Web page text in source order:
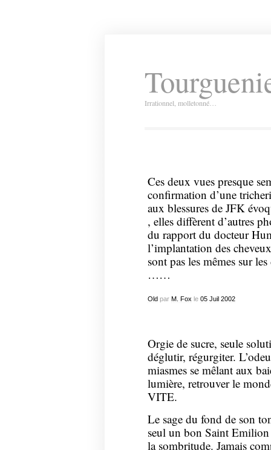
Irrationnel, molletonné…
Ces deux vues presque
confirmation d’une
aux blessures de JFK
, elles diffèrent d’autres
du rapport du docteur
l’implantation des
sont pas les mêmes sur
……
Oldpar M. Fox le 05 Juil 2002
Orgie de sucre, seule
déglutir, régurgiter.
miasmes se mêlant aux
lumière, retrouver le
VITE.
Le sage du fond de son
seul un bon Saint Emilion
la sombritude. Jamais